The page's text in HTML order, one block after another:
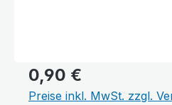
0,90 €
Preise inkl. MwSt. zzgl.